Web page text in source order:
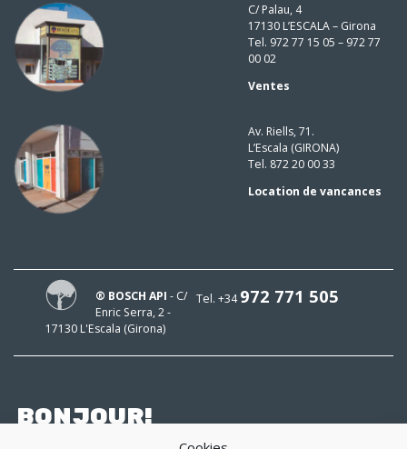
C/ Palau, 4
17130 L’ESCALA – Girona
Tel. 972 77 15 05 – 972 77
00 02
Ventes
Av. Riells, 71.
L’Escala (GIRONA)
Tel. 872 20 00 33
Location de vancances
Tel. +34972 771 505
® BOSCH API - C/
Enric Serra, 2 -
17130 L'Escala (Girona)
BONJOUR!